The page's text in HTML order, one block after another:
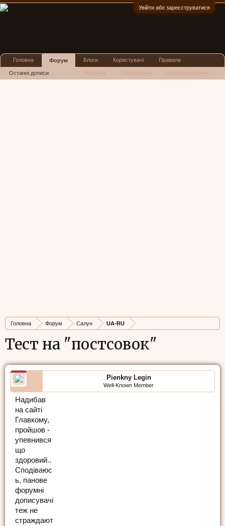
Увійти або зареєструватися
Головна Форум Салун UA-RU
Тест на "постсовок"
Pienkny Legin
Well-Known Member
Надибав
на сайті
Главкому,
пройшов -
упевнився
що
здоровий..
Сподіваюс
ь, панове
форумні
дописувачі
теж не
страждают
Головна Форум
Останні дописи
Блоги Користувачі Правила
Реклама Посиденьки Львівські новини